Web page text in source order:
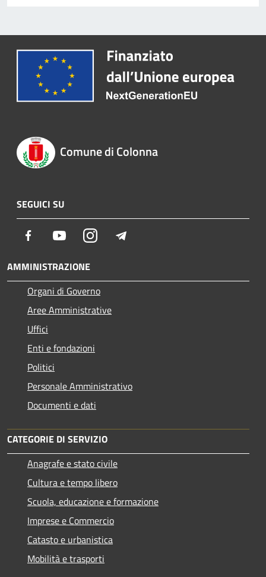
Comune di Colonna
SEGUICI SU
Facebook YoutubeInstagram
AMMINISTRAZIONE
Organi di Governo
Aree Amministrative
Uffici
Enti e fondazioni
Politici
Personale Amministrativo
Documenti e dati
CATEGORIE DI SERVIZIO
Anagrafe e stato civile
Cultura e tempo libero
Scuola, educazione e formazione
Imprese e Commercio
Catasto e urbanistica
Mobilità e trasporti